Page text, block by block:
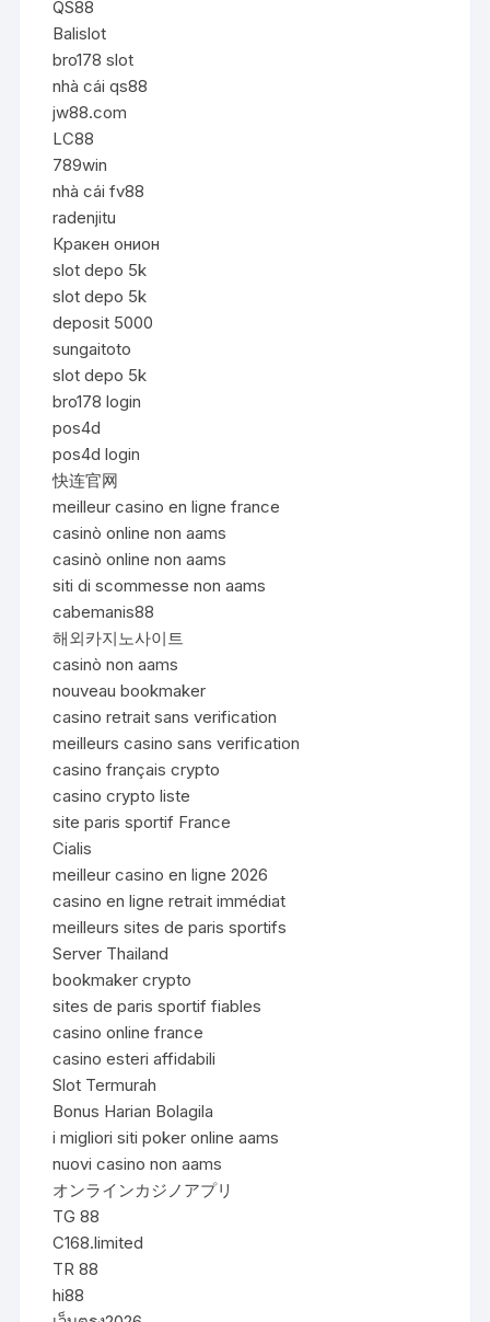
QS88
Balislot
bro178 slot
nhà cái qs88
jw88.com
LC88
789win
nhà cái fv88
radenjitu
Кракен онион
slot depo 5k
slot depo 5k
deposit 5000
sungaitoto
slot depo 5k
bro178 login
pos4d
pos4d login
快连官网
meilleur casino en ligne france
casinò online non aams
casinò online non aams
siti di scommesse non aams
cabemanis88
해외카지노사이트
casinò non aams
nouveau bookmaker
casino retrait sans verification
meilleurs casino sans verification
casino français crypto
casino crypto liste
site paris sportif France
Cialis
meilleur casino en ligne 2026
casino en ligne retrait immédiat
meilleurs sites de paris sportifs
Server Thailand
bookmaker crypto
sites de paris sportif fiables
casino online france
casino esteri affidabili
Slot Termurah
Bonus Harian Bolagila
i migliori siti poker online aams
nuovi casino non aams
オンラインカジノアプリ
TG 88
C168.limited
TR 88
hi88